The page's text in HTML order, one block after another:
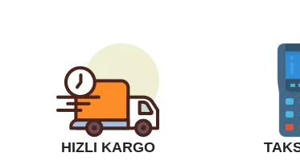
HIZLI KARGO